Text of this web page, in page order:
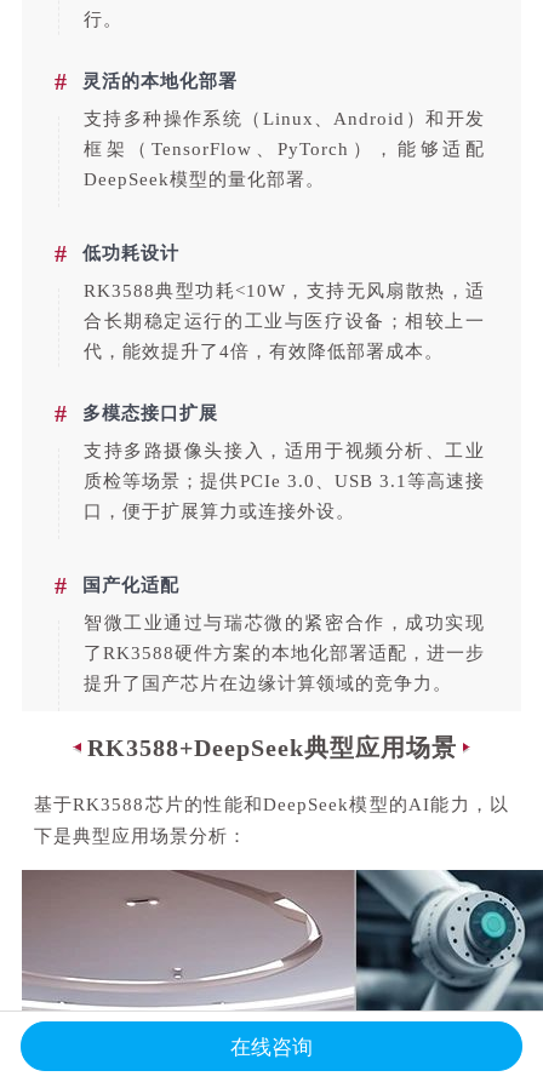
行。
#
灵活的本地化部署
支持多种操作系统（Linux、Android）和开发
框架（TensorFlow、PyTorch），能够适配
DeepSeek模型的量化部署。
#
低功耗设计
RK3588典型功耗<10W，支持无风扇散热，适
合长期稳定运行的工业与医疗设备；相较上一
代，能效提升了4倍，有效降低部署成本 。
# 多模态接口 扩展
支持多路摄像头接入，适用于视频分析、工业
质检等场景；提供PCIe 3.0、USB 3.1等高速接
口，便于扩展算力或连接外设。
#
国产化适配
智微工业通过与瑞芯微的紧密合作，成功实现
了RK3588硬件方案的本地化部署适配，进一步
提升了国产芯片在边缘计算领域的竞争力。
RK3588+DeepSeek典型应用场景
基于RK3588芯片的性能和DeepSeek模型的AI能力，以
下是典型应用场景分析：
在线咨询